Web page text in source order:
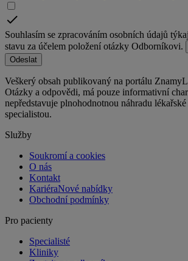
Souhlasím se zpracováním osobních údajů
stavu za účelem položení otázky Odborníkovi.
Odeslat
Veškerý obsah publikovaný na portálu
Otázky a odpovědi, má pouze informativní
nepředstavuje plnohodnotnou náhradu
specialistou.
Služby
Soukromí a cookies
O nás
Kontakt
KariéraNové nabídky
Obchodní podmínky
Pro pacienty
Specialisté
Kliniky